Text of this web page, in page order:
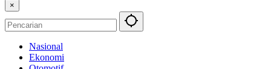
×
Nasional
Ekonomi